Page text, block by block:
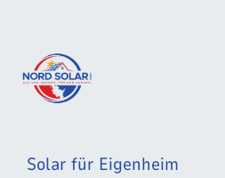
Solar für Eigenheim